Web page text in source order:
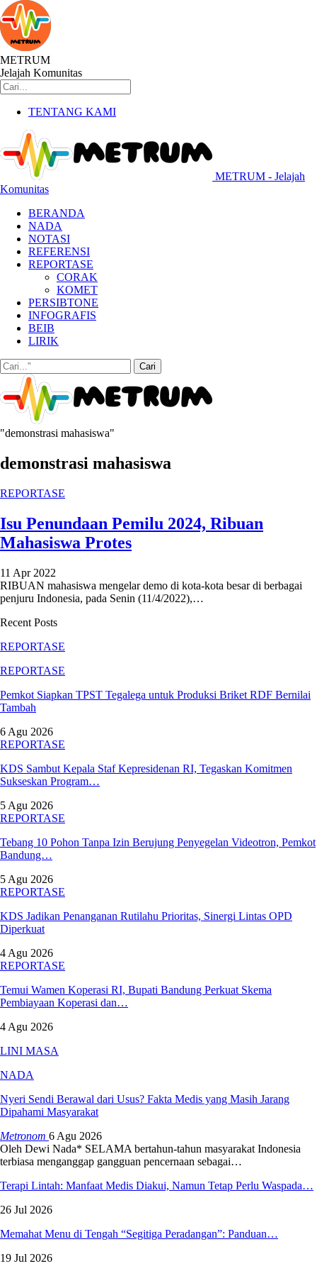
METRUM
Jelajah Komunitas
TENTANG KAMI
METRUM - Jelajah
Komunitas
BERANDA
NADA
NOTASI
REFERENSI
REPORTASE
CORAK
KOMET
PERSIBTONE
INFOGRAFIS
BEIB
LIRIK
"demonstrasi mahasiswa"
demonstrasi mahasiswa
REPORTASE
Isu Penundaan Pemilu 2024, Ribuan
Mahasiswa Protes
11 Apr 2022
RIBUAN mahasiswa mengelar demo di kota-kota besar di berbagai
penjuru Indonesia, pada Senin (11/4/2022),…
Recent Posts
REPORTASE
REPORTASE
Pemkot Siapkan TPST Tegalega untuk Produksi Briket RDF Bernilai
Tambah
6 Agu 2026
REPORTASE
KDS Sambut Kepala Staf Kepresidenan RI, Tegaskan Komitmen
Sukseskan Program…
5 Agu 2026
REPORTASE
Tebang 10 Pohon Tanpa Izin Berujung Penyegelan Videotron, Pemkot
Bandung…
5 Agu 2026
REPORTASE
KDS Jadikan Penanganan Rutilahu Prioritas, Sinergi Lintas OPD
Diperkuat
4 Agu 2026
REPORTASE
Temui Wamen Koperasi RI, Bupati Bandung Perkuat Skema
Pembiayaan Koperasi dan…
4 Agu 2026
LINI MASA
NADA
Nyeri Sendi Berawal dari Usus? Fakta Medis yang Masih Jarang
Dipahami Masyarakat
Metronom 6 Agu 2026
Oleh Dewi Nada* SELAMA bertahun-tahun masyarakat Indonesia
terbiasa menganggap gangguan pencernaan sebagai…
Terapi Lintah: Manfaat Medis Diakui, Namun Tetap Perlu Waspada…
26 Jul 2026
Memahat Menu di Tengah “Segitiga Peradangan”: Panduan…
19 Jul 2026